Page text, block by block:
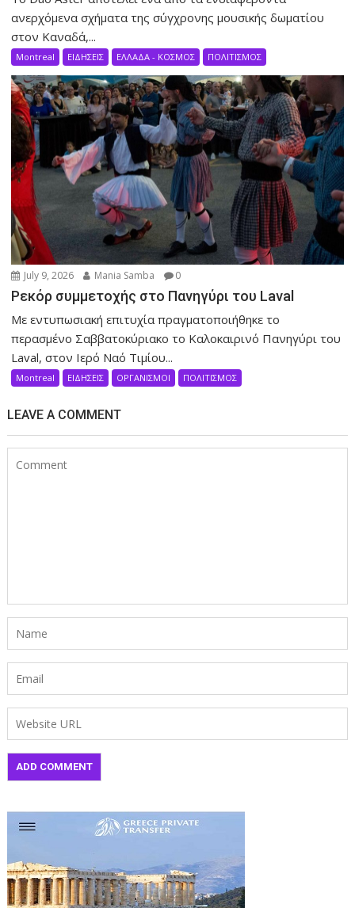
ανερχόμενα σχήματα της σύγχρονης μουσικής δωματίου
στον Καναδά,...
Montreal ΕΙΔΗΣΕΙΣ ΕΛΛΑΔΑ - ΚΟΣΜΟΣ ΠΟΛΙΤΙΣΜΟΣ
July 9, 2026 Mania Samba 0
Ρεκόρ συμμετοχής στο Πανηγύρι του Laval
Με εντυπωσιακή επιτυχία πραγματοποιήθηκε το
περασμένο Σαββατοκύριακο το Καλοκαιρινό Πανηγύρι του
Laval, στον Ιερό Ναό Τιμίου...
Montreal ΕΙΔΗΣΕΙΣ ΟΡΓΑΝΙΣΜΟΙ ΠΟΛΙΤΙΣΜΟΣ
LEAVE A COMMENT